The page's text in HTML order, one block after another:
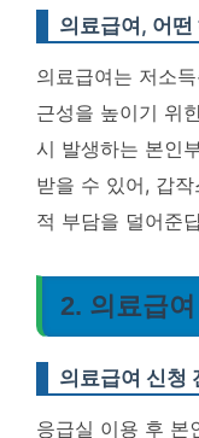
의료급여, 어
의료급여는 저소
근성을 높이기 위
시 발생하는 본인
받을 수 있어, 갑
적 부담을 덜어준
2. 의료급
의료급여 신청
응급실 이용 후 본